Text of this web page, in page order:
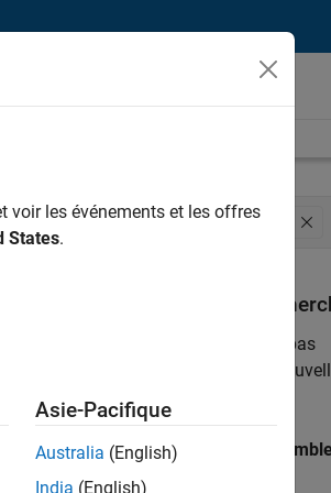
internes Communication marketing
à vos critères de
. Si malgré tout vous ne trouvez pas
pour vous tenir au courant des
par lieu pour trouver
voir les événements et les offres
States.
Asie-Pacifique
Australia (English)
India (English)